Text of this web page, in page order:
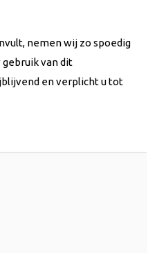
nemen wij zo spoedig
gebruik van dit
en verplicht u tot